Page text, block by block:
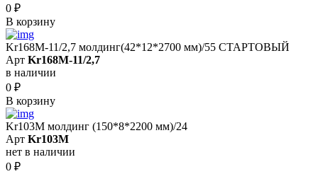
0 ₽
В корзину
Kr168M-11/2,7 молдинг(42*12*2700 мм)/55 СТАРТОВЫЙ
Арт Kr168M-11/2,7
в наличии
0 ₽
В корзину
Kr103M молдинг (150*8*2200 мм)/24
Арт Kr103M
нет в наличии
0 ₽